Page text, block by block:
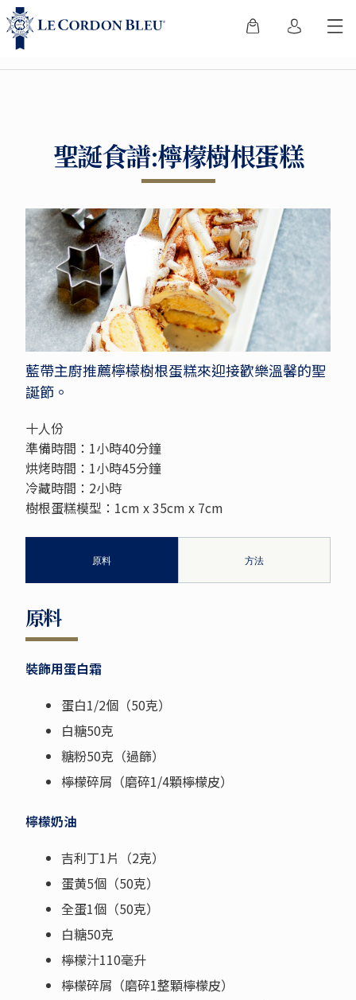
聖誕食譜:檸檬樹根蛋糕
藍帶主廚推薦檸檬樹根蛋糕來迎接歡樂溫馨的聖
誕節。
十人份
準備時間：1小時40分鐘
烘烤時間：1小時45分鐘
冷藏時間：2小時
樹根蛋糕模型：1cm x 35cm x 7cm
原料 方法
原料
裝飾用蛋白霜
蛋白1/2個（50克）
白糖50克
糖粉50克（過篩）
檸檬碎屑（磨碎1/4顆檸檬皮）
檸檬奶油
吉利丁1片（2克）
蛋黄5個（50克）
全蛋1個（50克）
白糖50克
檸檬汁110毫升
檸檬碎屑（磨碎1整顆檸檬皮）